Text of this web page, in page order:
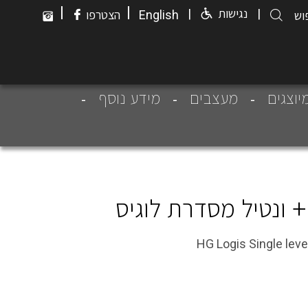
English
| הצטרפו | | נגישות |
מעצבים
מידע נוסף
HG Logis Single